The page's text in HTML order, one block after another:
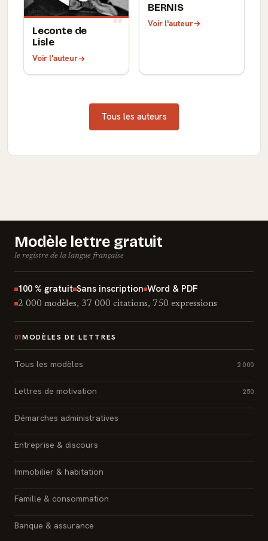
Leconte de
Lisle
Voir l'auteur
BERNIS
Voir l'auteur
Tous les auteurs
Modèle lettre gratuit
le registre de la langue française
100 % gratuit Sans inscription Word & PDF
2 000 modèles, 37 000 citations, 750 expressions
01 MODÈLES DE LETTRES
Tous les modèles 2 000
Lettres de motivation 250
Démarches administratives
Entreprise & discours
Immobilier & habitation
Famille & consommation
Banque & assurance